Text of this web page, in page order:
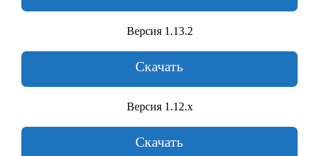
Версия 1.13.2
Скачать
Версия 1.12.х
Скачать